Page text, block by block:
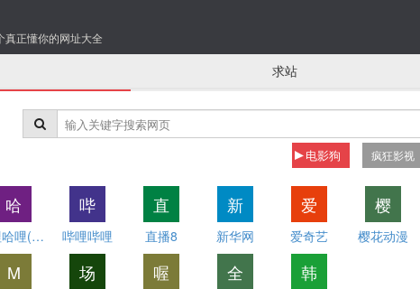
真正懂你的网址大全
求站
电影狗
疯狂影视
哈
哈哩哈哩(H站)
哔
哔哩哔哩
直
直播8
新
新华网
爱
爱奇艺
樱
樱花动漫
M 场 喔 全 韩